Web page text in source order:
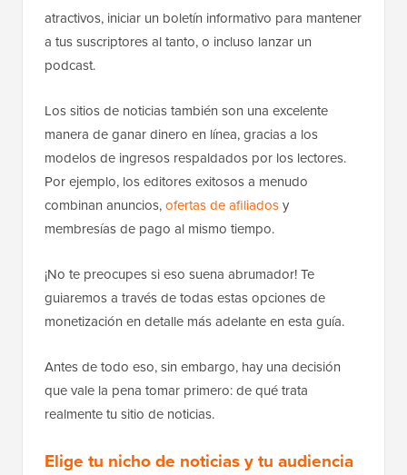
atractivos, iniciar un boletín informativo para mantener
a tus suscriptores al tanto, o incluso lanzar un
podcast.
Los sitios de noticias también son una excelente
manera de ganar dinero en línea, gracias a los
modelos de ingresos respaldados por los lectores.
Por ejemplo, los editores exitosos a menudo
combinan anuncios,ofertas de afiliadosy
membresías de pago al mismo tiempo.
¡No te preocupes si eso suena abrumador! Te
guiaremos a través de todas estas opciones de
monetización en detalle más adelante en esta guía.
Antes de todo eso, sin embargo, hay una decisión
que vale la pena tomar primero: de qué trata
realmente tu sitio de noticias.
Elige tu nicho de noticias y tu audiencia